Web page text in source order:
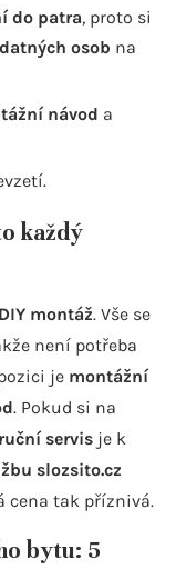
do patra, proto si
osob na
návod a
každý
DIY montáž. Vše se
není potřeba
je montážní
. Pokud si na
servis je k
slozsito.cz
cena tak příznivá.
bytu: 5